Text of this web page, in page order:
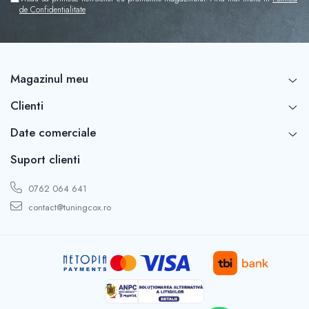
Capace r16 Toyota
Capace r16 VW
de Confidentialitate
Magazinul meu
Clienti
Date comerciale
Suport clienti
0762 064 641
contact@tuningcox.ro